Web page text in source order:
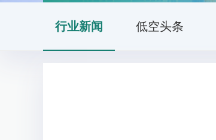
行业新闻 低空头条